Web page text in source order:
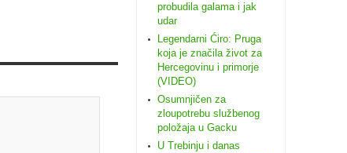
probudila galama i jak
udar
Legendarni Ćiro: Pruga
koja je značila život za
Hercegovinu i primorje
(VIDEO)
Osumnjičen za
zloupotrebu službenog
položaja u Gacku
U Trebinju i danas